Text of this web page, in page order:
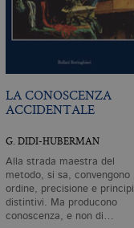
LA CONOSCENZA
ACCIDENTALE
G. DIDI-HUBERMAN
Alla strada maestra del
metodo, si sa, convengono
ordine, precisione e principi
distintivi. Ma producono
conoscenza, e non di…